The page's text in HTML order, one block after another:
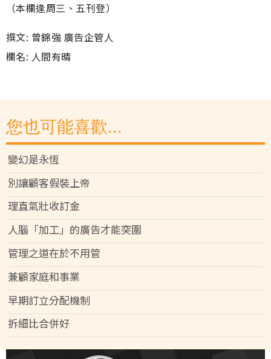
（本欄逢周三、五刊登）
撰文: 曾錦強 廣告企管人
欄名: 人間有晴
您也可能喜歡...
變幻是永恆
別讓顧客假裝上帝
理直氣壯收訂金
人腦「加工」的廣告才能突圍
管理之道在於不用管
兼顧家庭和事業
早期訂立分配機制
拆細比合併好